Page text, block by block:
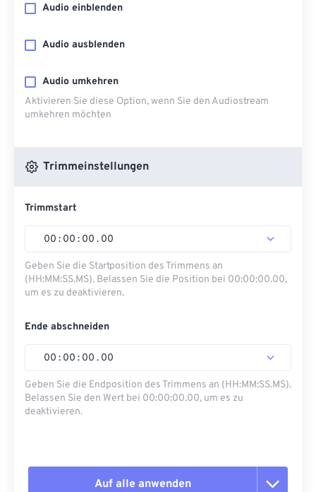
Audio einblenden
Audio ausblenden
Audio umkehren
Aktivieren Sie diese Option, wenn Sie den Audiostream
umkehren möchten
Trimmeinstellungen
Trimmstart
00 : 00 : 00 . 00
Geben Sie die Startposition des Trimmens an
(HH:MM:SS.MS). Belassen Sie die Position bei 00:00:00.00,
um es zu deaktivieren.
Ende abschneiden
00 : 00 : 00 . 00
Geben Sie die Endposition des Trimmens an (HH:MM:SS.MS).
Belassen Sie den Wert bei 00:00:00.00, um es zu
deaktivieren.
Auf alle anwenden